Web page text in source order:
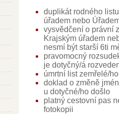
duplikát rodného
úřadem nebo
vysvědčení o právní
Krajským úřadem
nesmí být starší 6ti
pravomocný
je dotyčný/á
úmrtní list zemřelé/
doklad o změně
u dotyčné/ho došlo
platný cestovní pas
fotokopii